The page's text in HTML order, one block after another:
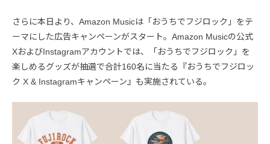
さらに本日より、Amazon Musicは「おうちでフジロック」をテ
ーマにした広告キャンペーンがスタート。Amazon Musicの公式
XおよびInstagramアカウントでは、「おうちでフジロック」を
楽しめるグッズが抽選で合計160名に当たる『おうちでフジロッ
ク X & Instagramキャンペーン』も実施されている。